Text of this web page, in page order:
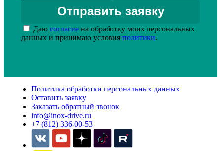
Даю согласие на обработку моих персональных
данных и принимаю условия политики.
Политика обработки персональных данных
Оставить заявку
Заказать обратный звонок
info@inox-drive.ru
+7 (812) 336-00-53